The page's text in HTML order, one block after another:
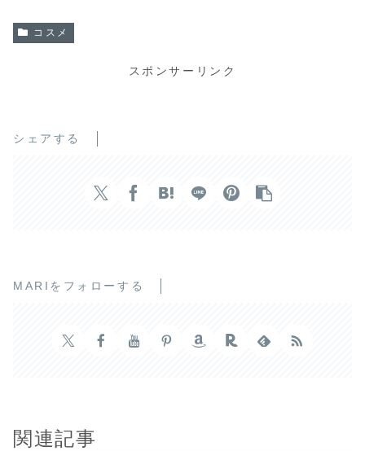
コスメ
スポンサーリンク
シェアする
MARIをフォローする
関連記事